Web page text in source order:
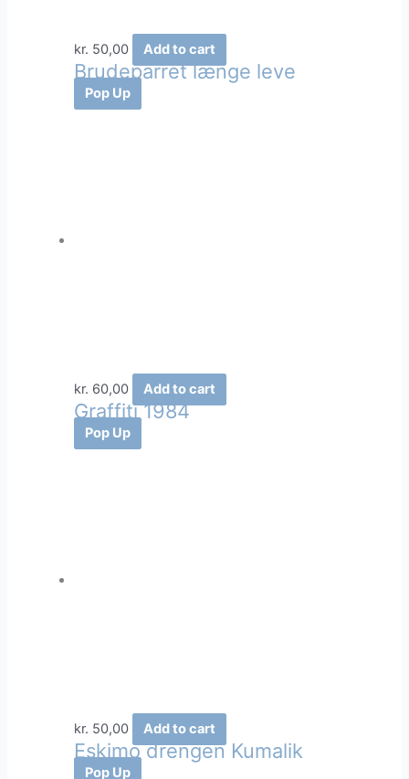
kr. 50,00 Add to cart
Brudeparret længe leve
Pop Up
kr. 60,00 Add to cart
Graffiti 1984
Pop Up
kr. 50,00 Add to cart
Eskimo drengen Kumalik
Pop Up